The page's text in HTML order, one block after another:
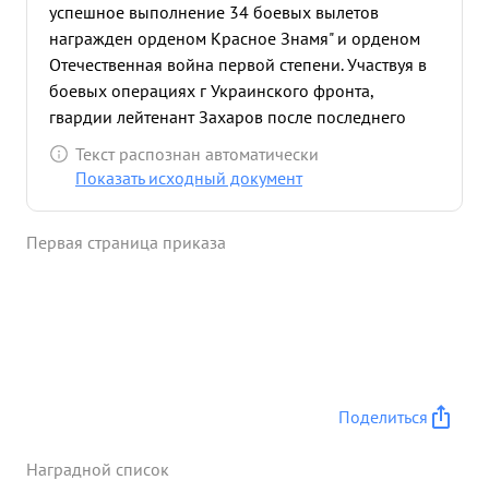
успешное выполнение 34 боевых вылетов
награжден орденом Красное Знамя" и орденом
Отечественная война первой степени. Участвуя в
боевых операциях г Украинского фронта,
гвардии лейтенант Захаров после последнего
награждения совершил 24 успешных боевых
вылета на самолете ИЛ-2. Смелый, решительный и
живую силу и технику противника. 1 марта 1945
мешавшую продвижению наземных войск.
Текст распознан автоматически
Показать исходный документ
Первая страница приказа
Поделиться
Наградной список